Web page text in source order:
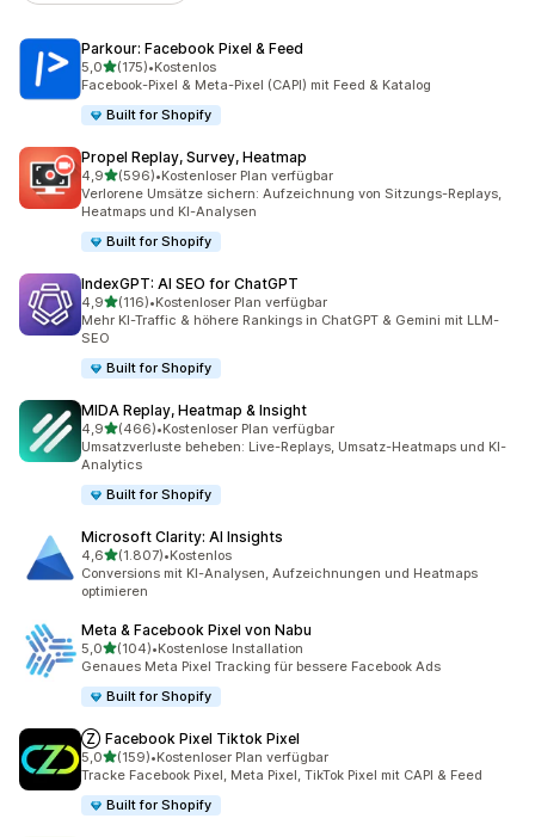
Parkour: Facebook Pixel & Feed
5,0von 5 Sternen
(175)
175 Rezensionen insgesamt
•Kostenlos
Facebook-Pixel & Meta-Pixel (CAPI) mit Feed & Katalog
Built for Shopify
Propel Replay, Survey, Heatmap
4,9von 5 Sternen
(596)
596 Rezensionen insgesamt
•Kostenloser Plan verfügbar
Verlorene Umsätze sichern: Aufzeichnung von Sitzungs-Replays,
Heatmaps und KI-Analysen
Built for Shopify
IndexGPT: AI SEO for ChatGPT
4,9von 5 Sternen
(116)
116 Rezensionen insgesamt
•Kostenloser Plan verfügbar
Mehr KI-Traffic & höhere Rankings in ChatGPT & Gemini mit LLM-
SEO
Built for Shopify
MIDA Replay, Heatmap & Insight
4,9von 5 Sternen
(466)
466 Rezensionen insgesamt
•Kostenloser Plan verfügbar
Umsatzverluste beheben: Live-Replays, Umsatz-Heatmaps und KI-
Analytics
Built for Shopify
Microsoft Clarity: AI Insights
4,6von 5 Sternen
(1.807)
1807 Rezensionen insgesamt
•Kostenlos
Conversions mit KI-Analysen, Aufzeichnungen und Heatmaps
optimieren
Meta & Facebook Pixel von Nabu
5,0von 5 Sternen
(104)
104 Rezensionen insgesamt
•Kostenlose Installation
Genaues Meta Pixel Tracking für bessere Facebook Ads
Built for Shopify
Ⓩ Facebook Pixel Tiktok Pixel
5,0von 5 Sternen
(159)
159 Rezensionen insgesamt
•Kostenloser Plan verfügbar
Tracke Facebook Pixel, Meta Pixel, TikTok Pixel mit CAPI & Feed
Built for Shopify